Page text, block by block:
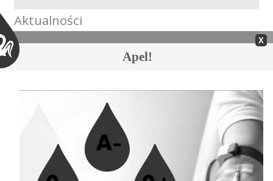
RODO Apel!
Aktualności
08.08.2026 » Z głębokim żalem zawiadamiamy
07.08.2026 » Harmonogram akcji wyjazdowych
07.08.2026 » Akcja krwiodawstwa w Jelczu Laskowicach
06.08.2026 » Akcja krwiodawstwa w Komornikach